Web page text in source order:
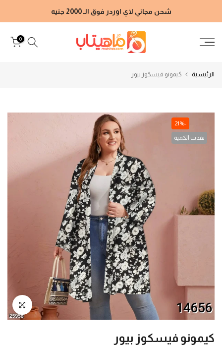
إلى
شحن مجاني لاي اوردر فوق الـ 2000 جنيه
0
الرئيسية كيمونو فيسكوز بيور
-21%
نفدت الكمية
انقر للتكبير
كيمونو فيسكوز بيور